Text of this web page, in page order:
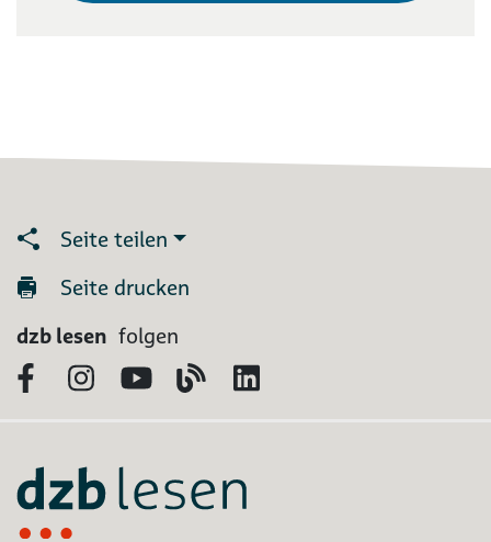
Seite teilen
Seite drucken
dzb lesen folgen
FacebookInstagram
YouTubeBlog